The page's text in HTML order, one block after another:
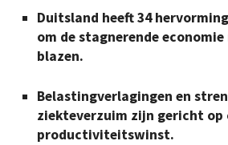
Duitsland heeft 34
om de stagnerende
blazen.
Belastingverlagingen en
ziekteverzuim zijn gericht
productiviteitswinst.